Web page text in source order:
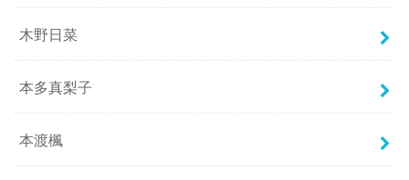
木野日菜
本多真梨子
本渡楓